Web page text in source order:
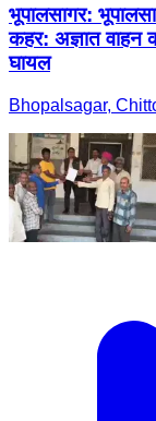
भूपालसागर:
कहर: अज्ञात वाहन
घायल
Bhopalsagar,